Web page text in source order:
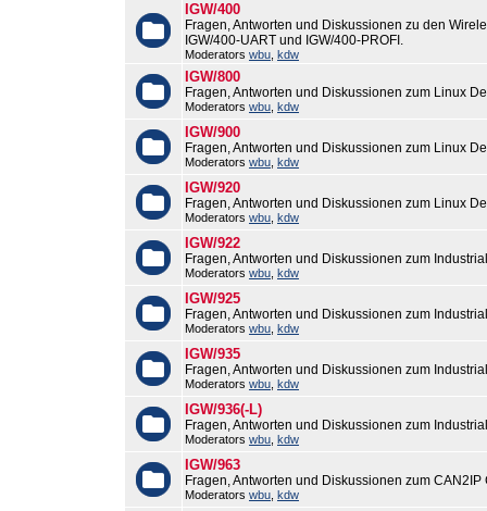
IGW/400
Fragen, Antworten und Diskussionen zu den
IGW/400-UART und IGW/400-PROFI.
Moderators wbu kdw
IGW/800
Fragen, Antworten und Diskussionen zum Linux
Moderators wbu kdw
IGW/900
Fragen, Antworten und Diskussionen zum Linux
Moderators wbu kdw
IGW/920
Fragen, Antworten und Diskussionen zum Linux
Moderators wbu kdw
IGW/922
Fragen, Antworten und Diskussionen zum
Moderators wbu kdw
IGW/925
Fragen, Antworten und Diskussionen zum
Moderators wbu kdw
IGW/935
Fragen, Antworten und Diskussionen zum
Moderators wbu kdw
IGW/936(-L)
Fragen, Antworten und Diskussionen zum
Moderators wbu kdw
IGW/963
Fragen, Antworten und Diskussionen zum CAN2IP
Moderators wbu kdw